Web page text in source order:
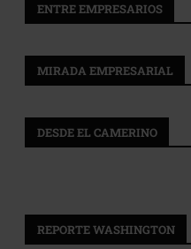
ENTRE EMPRESARIOS
MIRADA EMPRESARIAL
DESDE EL CAMERINO
REPORTE WASHINGTON